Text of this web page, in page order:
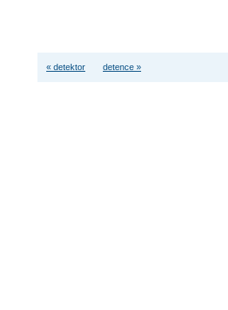
« detektor detence »